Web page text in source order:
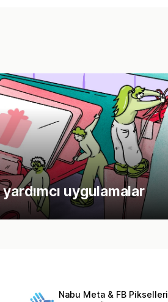
uygulamalar
Nabu Meta & FB Pikselleri